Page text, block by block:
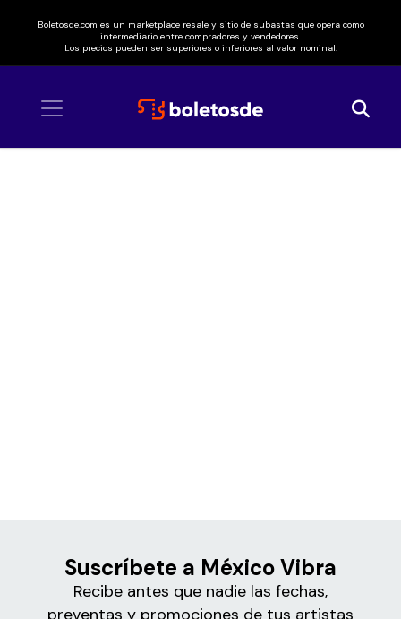
Boletosde.com es un marketplace resale y sitio de subastas que opera como
intermediario entre compradores y vendedores.
Los precios pueden ser superiores o inferiores al valor nominal.
Suscríbete a México Vibra
Recibe antes que nadie las fechas,
preventas y promociones de tus artistas